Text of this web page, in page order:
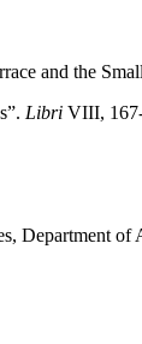
and the
Libri VIII,
Department